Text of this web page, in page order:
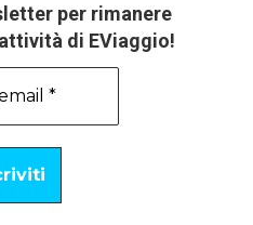
per rimanere
di EViaggio!